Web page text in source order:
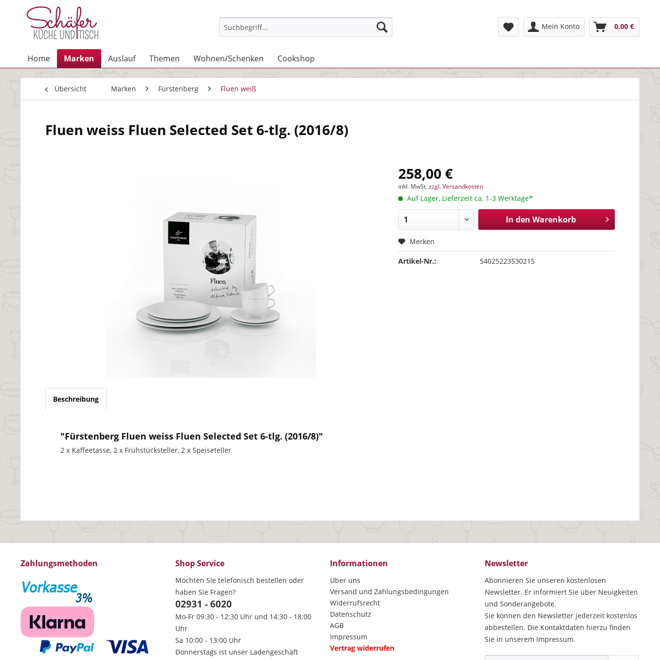
Mein Konto 0,00 €
Home Marken Auslauf Themen Wohnen/Schenken Cookshop
Übersicht Marken Fürstenberg Fluen weiß
Fluen weiss Fluen Selected Set 6-tlg. (2016/8)
258,00 €
inkl. MwSt.zzgl. Versandkosten
Auf Lager, Lieferzeit ca. 1-3 Werktage*
In den Warenkorb
Merken
Artikel-Nr.: S4025223530215
Beschreibung
"Fürstenberg Fluen weiss Fluen Selected Set 6-tlg. (2016/8)"
2 x Kaffeetasse, 2 x Frühstücksteller, 2 x Speiseteller
Zahlungsmethoden Shop Service
Möchten Sie telefonisch bestellen oder
haben Sie Fragen?
02931 - 6020
Mo-Fr 09:30 - 12:30 Uhr und 14:30 - 18:00
Uhr
Sa 10:00 - 13:00 Uhr
Donnerstags ist unser Ladengeschäft
Informationen
Über uns
Versand und Zahlungsbedingungen
Widerrufsrecht
Datenschutz
AGB
Impressum
Vertrag widerrufen
Newsletter
Abonnieren Sie unseren kostenlosen
Newsletter. Er informiert Sie über Neuigkeiten
und Sonderangebote.
Sie können den Newsletter jederzeit kostenlos
abbestellen. Die Kontaktdaten hierzu finden
Sie in unserem Impressum.